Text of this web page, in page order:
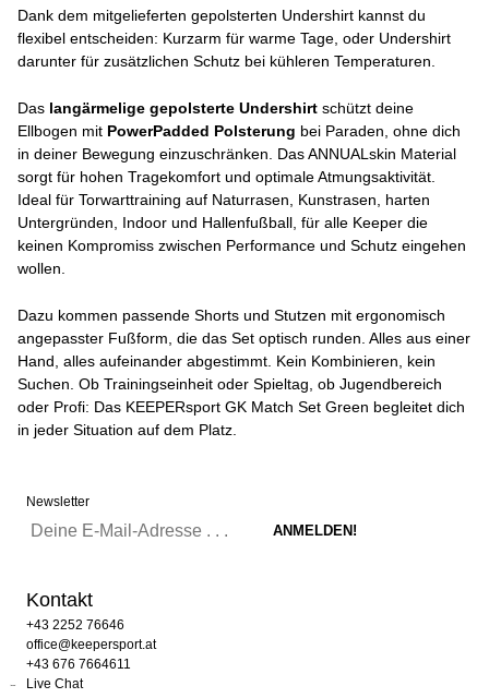
Dank dem mitgelieferten gepolsterten Undershirt kannst du
flexibel entscheiden: Kurzarm für warme Tage, oder Undershirt
darunter für zusätzlichen Schutz bei kühleren Temperaturen.
Das langärmelige gepolsterte Undershirt schützt deine
Ellbogen mit PowerPadded Polsterung bei Paraden, ohne dich
in deiner Bewegung einzuschränken. Das ANNUALskin Material
sorgt für hohen Tragekomfort und optimale Atmungsaktivität.
Ideal für Torwarttraining auf Naturrasen, Kunstrasen, harten
Untergründen, Indoor und Hallenfußball, für alle Keeper die
keinen Kompromiss zwischen Performance und Schutz eingehen
wollen.
Dazu kommen passende Shorts und Stutzen mit ergonomisch
angepasster Fußform, die das Set optisch runden. Alles aus einer
Hand, alles aufeinander abgestimmt. Kein Kombinieren, kein
Suchen. Ob Trainingseinheit oder Spieltag, ob Jugendbereich
oder Profi: Das KEEPERsport GK Match Set Green begleitet dich
in jeder Situation auf dem Platz.
Newsletter
Kontakt
+43 2252 76646
office@keepersport.at
+43 676 7664611
Live Chat